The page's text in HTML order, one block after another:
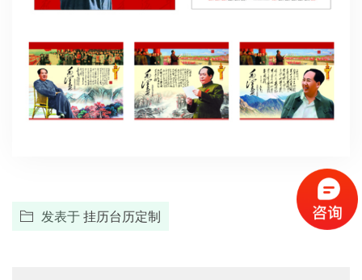
发表于挂历台历定制